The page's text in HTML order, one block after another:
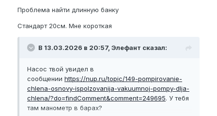
помпирования нет цели, есть только путь".
Проблема найти длинную банку
Стандарт 20см. Мне короткая
В 13.03.2026 в 20:57, Элефант сказал:
Насос твой увидел в
сообщении https://nup.ru/topic/149-pompirovanie-
chlena-osnovy-ispolzovanija-vakuumnoj-pompy-dlja-
chlena/?do=findComment&comment=249695. У тебя
там манометр в барах?